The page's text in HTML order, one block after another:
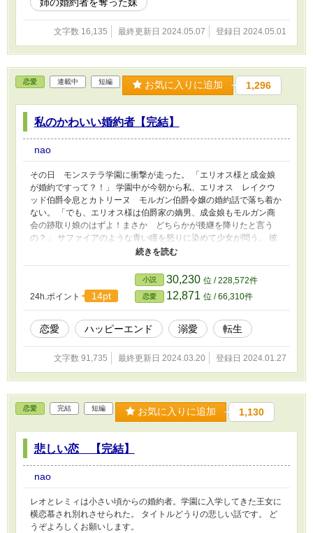
文字数 16,135 最終更新日 2024.05.07 登録日 2024.05.01
恋愛 連載中 短編 お気に入りに追加 1,296
私のかわいい婚約者【完結】
nao
その日 モンステラ学園に衝撃が走った。 「エリオス様と成金娘
が婚約ですって？！」 学園中が今朝から私、エリオス レイクウ
ッド伯爵令息とカトリーヌ モルガン伯爵令嬢の婚約話で落ち着か
ない。 「でも、エリオス様は伯爵家の嫡男、成金娘もモルガン商
会の跡取り娘のはずよ！まさか どちらかが後継を降りたと言う
の？」 サファイアのような青い瞳を怒りに染めて少女が問う。 彼
女の名前はペトラ スカーリン。 一年の時から私、エリオス レ
24h.ポイント 14pt
小説 30,230 位 / 228,572件
恋愛 12,871 位 / 66,310件
恋愛 ハッピーエンド 溺愛 転生
文字数 91,735 最終更新日 2024.03.20 登録日 2024.01.27
恋愛 完結 短編 お気に入りに追加 1,130
悲しい恋 【完結】
nao
レオとレミィは小さい頃からの婚約者。学園に入学してきた王女に
横恋慕され別れさせられた。 タイトルどうりの悲しい話です。 ど
うぞよろしくお願いします。